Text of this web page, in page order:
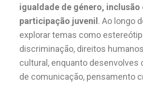
igualdade de género, inclusão
participação juvenil . Ao longo
explorar temas como
discriminação, direitos
cultural, enquanto desenvolves
de comunicação, pensamento